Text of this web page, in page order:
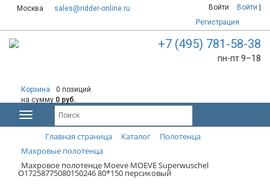
Москва sales@ridder-online.ru Войти Войти
Регистрация
+7 (495) 781-58-38
пн-пт 9–18
Корзина
0 позиций
на сумму 0 руб.
Главная страница Каталог
Полотенца
Махровые полотенца
Махровое полотенце Moeve MOEVE Superwuschel
О17258775080150246 80*150 персиковый